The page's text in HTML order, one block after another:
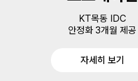
KT목동 IDC
안정화 3개월 제공
자세히 보기